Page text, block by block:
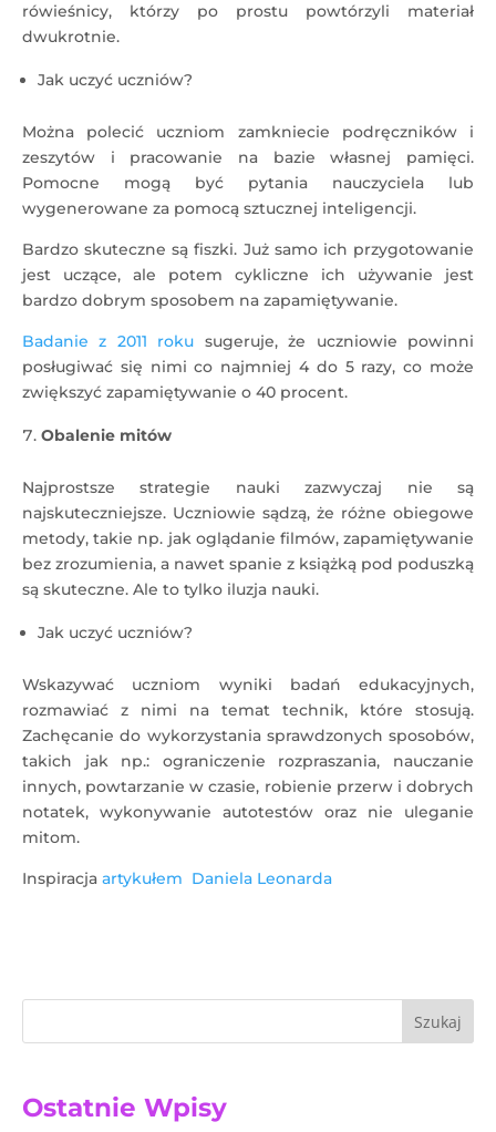
rówieśnicy, którzy po prostu powtórzyli materiał
dwukrotnie.
Jak uczyć uczniów?
Można polecić uczniom zamkniecie podręczników i
zeszytów i pracowanie na bazie własnej pamięci.
Pomocne mogą być pytania nauczyciela lub
wygenerowane za pomocą sztucznej inteligencji.
Bardzo skuteczne są fiszki. Już samo ich przygotowanie
jest uczące, ale potem cykliczne ich używanie jest
bardzo dobrym sposobem na zapamiętywanie.
Badanie z 2011 roku sugeruje, że uczniowie powinni
posługiwać się nimi co najmniej 4 do 5 razy, co może
zwiększyć zapamiętywanie o 40 procent.
Obalenie mitów
Najprostsze strategie nauki zazwyczaj nie są
najskuteczniejsze. Uczniowie sądzą, że różne obiegowe
metody, takie np. jak oglądanie filmów, zapamiętywanie
bez zrozumienia, a nawet spanie z książką pod poduszką
są skuteczne. Ale to tylko iluzja nauki.
Jak uczyć uczniów?
Wskazywać uczniom wyniki badań edukacyjnych,
rozmawiać z nimi na temat technik, które stosują.
Zachęcanie do wykorzystania sprawdzonych sposobów,
takich jak np.: ograniczenie rozpraszania, nauczanie
innych, powtarzanie w czasie, robienie przerw i dobrych
notatek, wykonywanie autotestów oraz nie uleganie
mitom.
Inspiracja artykułem Daniela Leonarda
Szukaj
Ostatnie Wpisy